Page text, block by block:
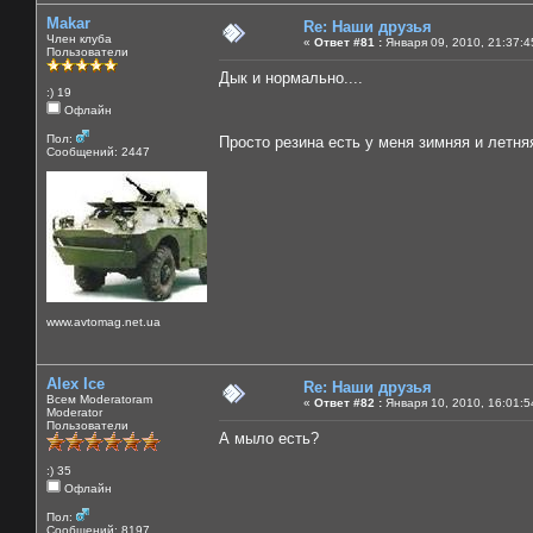
Makar
Член клуба
Пользователи
:) 19
Офлайн
Пол:
Сообщений: 2447
www.avtomag.net.ua
Re: Наши друзья
« Ответ #81 : Января 09, 2010,
Дык и нормально....
Просто резина есть у меня зимняя и
Alex Ice
Всем Moderatoram
Moderator
Пользователи
:) 35
Офлайн
Пол:
Сообщений: 8197
Re: Наши друзья
« Ответ #82 : Января 10, 2010,
А мыло есть?